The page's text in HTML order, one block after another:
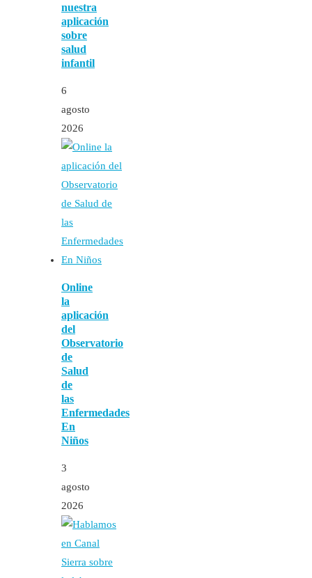
nuestra
aplicación
sobre
salud
infantil
6
agosto
2026
Online
la
aplicación
del
Observatorio
de
Salud
de
las
Enfermedades
En
Niños
3
agosto
2026